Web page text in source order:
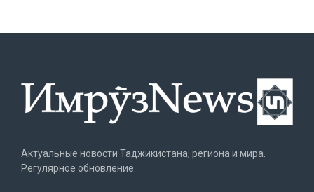
Актуальные новости Таджикистана, региона и мира.
Регулярное обновление.